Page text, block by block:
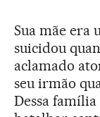
Sua mãe era
suicidou
aclamado
seu irmão
Dessa